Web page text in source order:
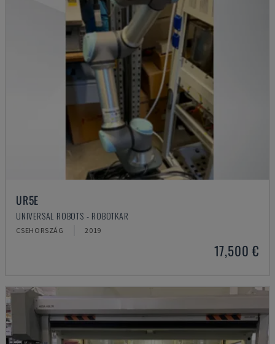
UR5E
UNIVERSAL ROBOTS - ROBOTKAR
CSEHORSZÁG 2019
17,500 €